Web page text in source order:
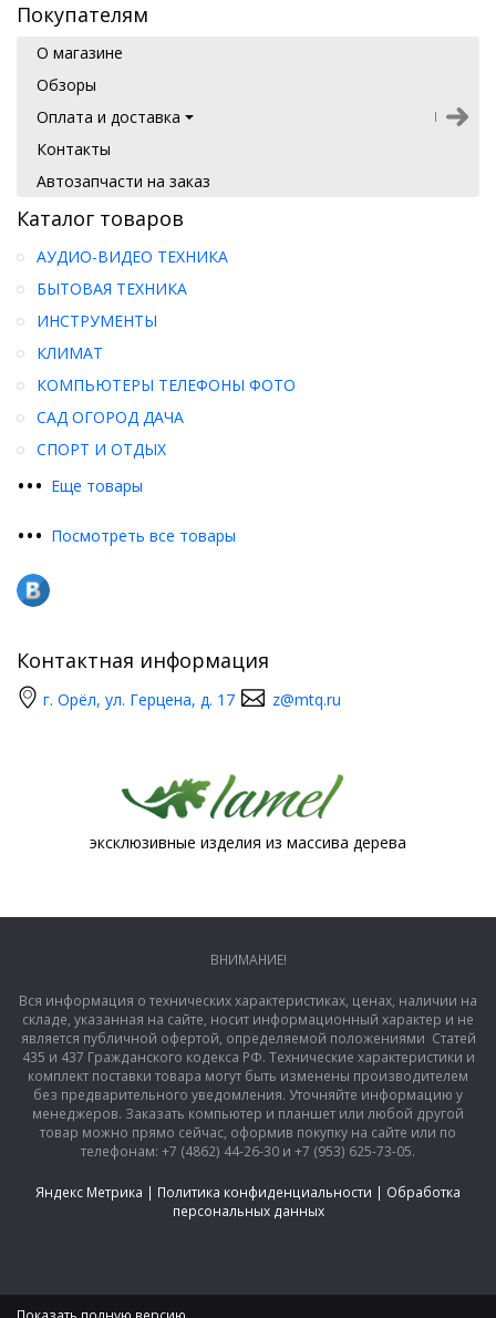
Покупателям
О магазине
Обзоры
Оплата и доставка
Контакты
Автозапчасти на заказ
Каталог товаров
••• Еще товары
АУДИО-ВИДЕО ТЕХНИКА
БЫТОВАЯ ТЕХНИКА
ИНСТРУМЕНТЫ
КЛИМАТ
КОМПЬЮТЕРЫ ТЕЛЕФОНЫ ФОТО
САД ОГОРОД ДАЧА
СПОРТ И ОТДЫХ
••• Посмотреть все товары
Контактная информация
г. Орёл, ул. Герцена, д. 17 z@mtq.ru
эксклюзивные изделия из массива дерева
ВНИМАНИЕ!
Вся информация о технических характеристиках, ценах, наличии на
складе, указанная на сайте, носит информационный характер и не
является публичной офертой, определяемой положениями Статей
435 и 437 Гражданского кодекса РФ. Технические характеристики и
комплект поставки товара могут быть изменены производителем
без предварительного уведомления. Уточняйте информацию у
менеджеров. Заказать компьютер и планшет или любой другой
товар можно прямо сейчас, оформив покупку на сайте или по
телефонам: +7 (4862) 44-26-30 и +7 (953) 625-73-05.
Яндекс Метрика | Политика конфиденциальности | Обработка
персональных данных